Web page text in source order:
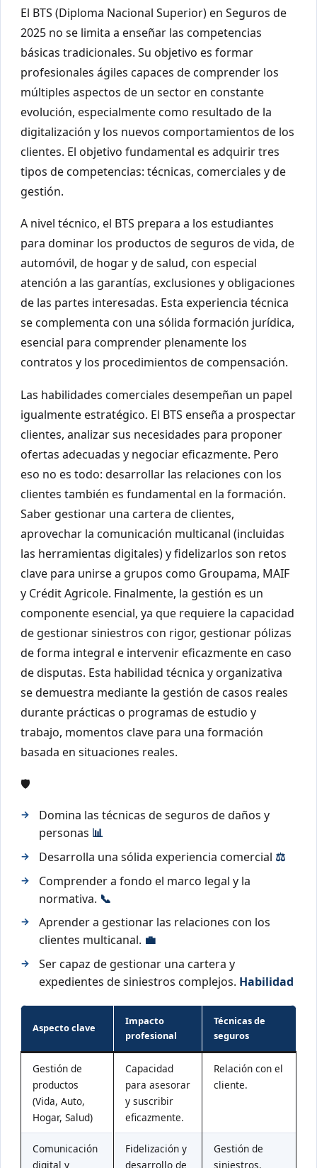
El BTS (Diploma Nacional Superior) en Seguros de
2025 no se limita a enseñar las competencias
básicas tradicionales. Su objetivo es formar
profesionales ágiles capaces de comprender los
múltiples aspectos de un sector en constante
evolución, especialmente como resultado de la
digitalización y los nuevos comportamientos de los
clientes. El objetivo fundamental es adquirir tres
tipos de competencias: técnicas, comerciales y de
gestión.
A nivel técnico, el BTS prepara a los estudiantes
para dominar los productos de seguros de vida, de
automóvil, de hogar y de salud, con especial
atención a las garantías, exclusiones y obligaciones
de las partes interesadas. Esta experiencia técnica
se complementa con una sólida formación jurídica,
esencial para comprender plenamente los
contratos y los procedimientos de compensación.
Las habilidades comerciales desempeñan un papel
igualmente estratégico. El BTS enseña a prospectar
clientes, analizar sus necesidades para proponer
ofertas adecuadas y negociar eficazmente. Pero
eso no es todo: desarrollar las relaciones con los
clientes también es fundamental en la formación.
Saber gestionar una cartera de clientes,
aprovechar la comunicación multicanal (incluidas
las herramientas digitales) y fidelizarlos son retos
clave para unirse a grupos como Groupama, MAIF
y Crédit Agricole. Finalmente, la gestión es un
componente esencial, ya que requiere la capacidad
de gestionar siniestros con rigor, gestionar pólizas
de forma integral e intervenir eficazmente en caso
de disputas. Esta habilidad técnica y organizativa
se demuestra mediante la gestión de casos reales
durante prácticas o programas de estudio y
trabajo, momentos clave para una formación
basada en situaciones reales.
🛡️
Domina las técnicas de seguros de daños y
personas 📊
Desarrolla una sólida experiencia comercial ⚖️
Comprender a fondo el marco legal y la
normativa. 📞
Aprender a gestionar las relaciones con los
clientes multicanal. 💼
Ser capaz de gestionar una cartera y
expedientes de siniestros complejos. Habilidad
Aspecto clave
Impacto
profesional
Técnicas de
seguros
Gestión de
productos
(Vida, Auto,
Hogar, Salud)
Capacidad
para asesorar
y suscribir
eficazmente.
Relación con el
cliente.
Comunicación
digital y
Fidelización y
desarrollo de
Gestión de
siniestros.